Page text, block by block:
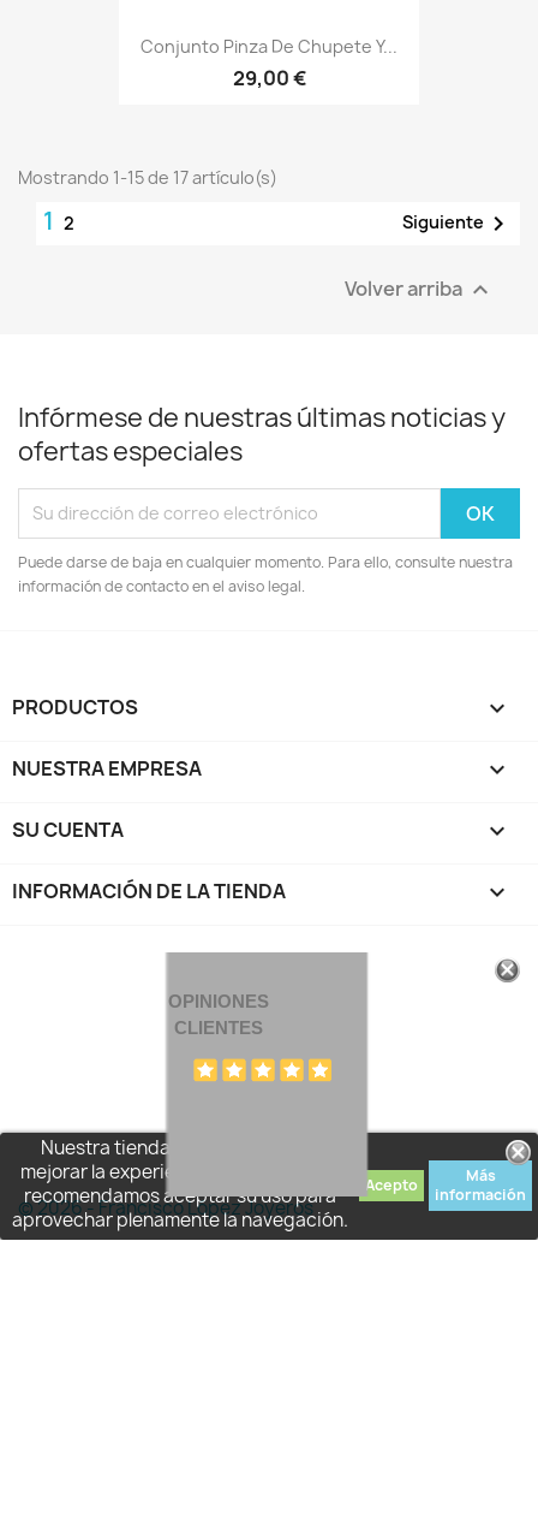
Nuestra tienda usa cookies para
mejorar la experiencia de usuario y le
recomendamos aceptar su uso para
aprovechar plenamente la navegación.
Acepto
Más
información
Conjunto Pinza De Chupete Y...
29,00 €
Mostrando 1-15 de 17 artículo(s)
1 2 Siguiente 
Volver arriba 
Infórmese de nuestras últimas noticias y
ofertas especiales
Puede darse de baja en cualquier momento. Para ello, consulte nuestra
información de contacto en el aviso legal.
PRODUCTOS 
NUESTRA EMPRESA 
SU CUENTA 
INFORMACIÓN DE LA TIENDA keyboard_arrow_down
OPINIONES
CLIENTES
© 2026 - Francisco López Joyeros